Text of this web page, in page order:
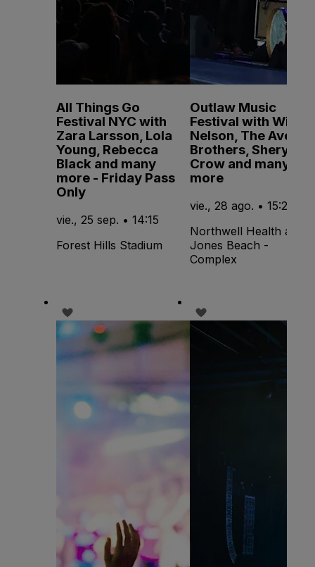
All Things Go
Festival NYC with
Zara Larsson, Lola
Young, Rebecca
Black and many
more - Friday Pass
Only
vie., 25 sep. • 14:15
Forest Hills Stadium
Outlaw Music
Festival with Willie
Nelson, The Avett
Brothers, Sheryl
Crow and many
more
vie., 28 ago. • 15:20
Northwell Health at
Jones Beach -
Complex